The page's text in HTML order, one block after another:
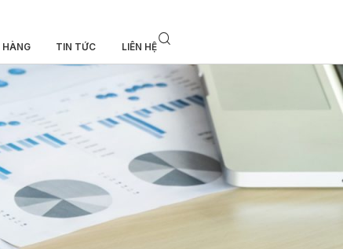
HÀNG TIN TỨC LIÊN HỆ